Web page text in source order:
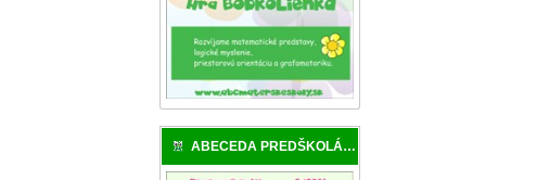
ABECEDA PREDŠKOLÁKA